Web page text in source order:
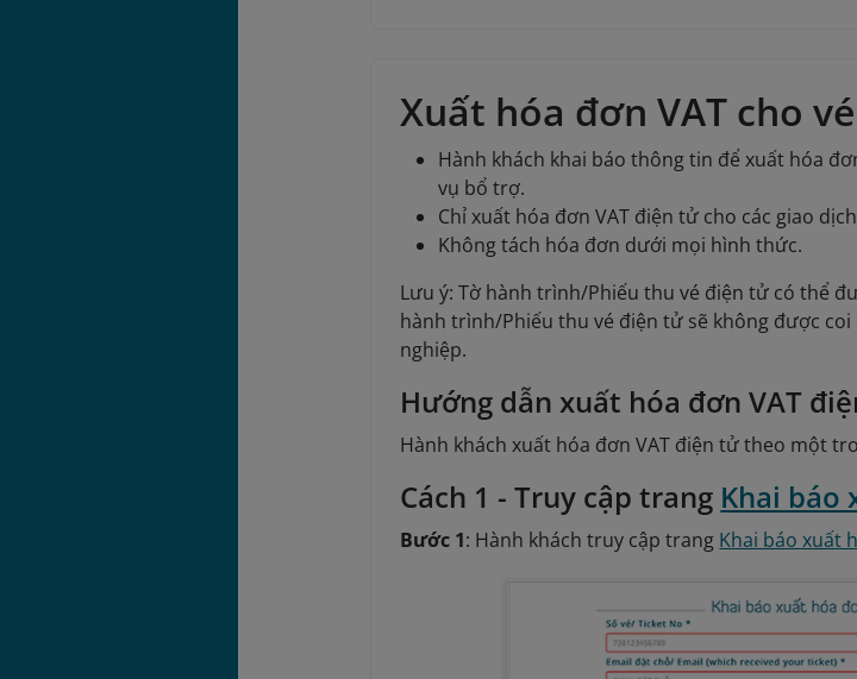
Xuất hóa đơn VAT cho
Hành khách khai báo thông tin để xuất hóa
vụ bổ trợ.
Chỉ xuất hóa đơn VAT điện tử cho các giao
Không tách hóa đơn dưới mọi hình thức.
Lưu ý: Tờ hành trình/Phiếu thu vé điện tử có thể
hành trình/Phiếu thu vé điện tử sẽ không được
nghiệp.
Hướng dẫn xuất hóa đơn VAT
Hành khách xuất hóa đơn VAT điện tử theo một
Cách 1 - Truy cập trang Khai báo
Bước 1: Hành khách truy cập trang Khai báo xuất